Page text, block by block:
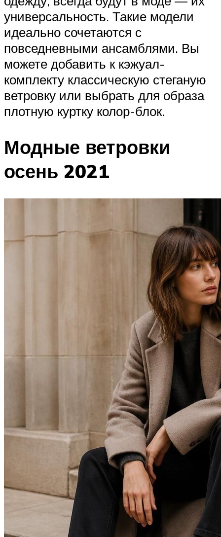
универсальность. Такие модели
идеально сочетаются с
повседневными ансамблями. Вы
можете добавить к кэжуал-
комплекту классическую стеганую
ветровку или выбрать для образа
плотную куртку колор-блок.
Модные ветровки
осень 2021